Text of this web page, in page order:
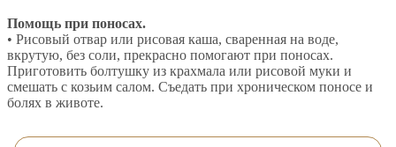
Помощь при поносах.
• Рисовый отвар или рисовая каша, сваренная на воде,
вкрутую, без соли, прекрасно помогают при поносах.
Приготовить болтушку из крахмала или рисовой муки и
смешать с козьим салом. Съедать при хроническом поносе и
болях в животе.